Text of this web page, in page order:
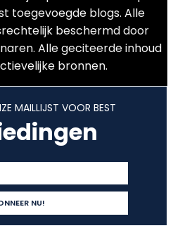
toegevoegde blogs. Alle
beschermd door
Alle geciteerde inhoud
bronnen.
MAILLIJST VOOR BEST